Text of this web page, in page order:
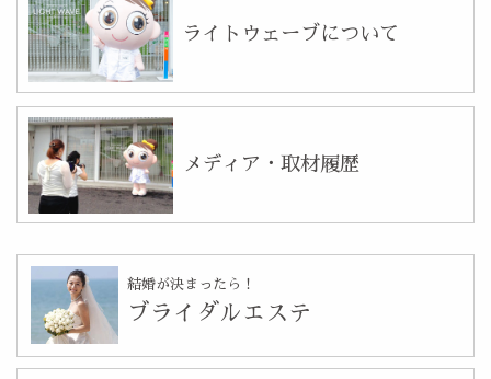
ライトウェーブについて
メディア・取材履歴
結婚が決まったら！
ブライダルエステ